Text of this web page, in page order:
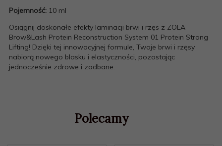
Pojemność: 10 ml
Osiągnij doskonałe efekty laminacji brwi i rzęs z ZOLA
Brow&Lash Protein Reconstruction System 01 Protein Strong
Lifting! Dzięki tej innowacyjnej formule, Twoje brwi i rzęsy
nabiorą nowego blasku i elastyczności, pozostając
jednocześnie zdrowe i zadbane.
Polecamy